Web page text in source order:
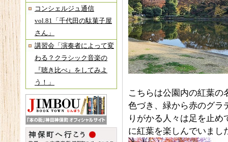
コンシェルジュ通信
vol.81「千代田の駄菓子屋
さん」
講習会「演奏者によって変
わる？クラシック音楽の
『聴き比べ』をしてみよ
う！」
こちらは公園内の紅葉の
色づき、緑から赤のグラ
りがかる人々は足を止
に紅葉を楽しんでいまし